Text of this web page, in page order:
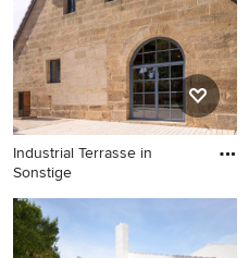
Industrial Terrasse in
Sonstige
Industrial Terrasse in
Sonstige